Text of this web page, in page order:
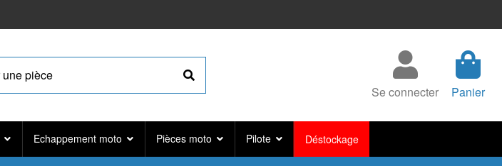
Se connecter Panier
Echappement moto Pièces moto Pilote Déstockage